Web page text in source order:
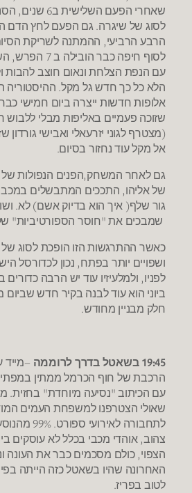
שאחרי הפעם
לסוג של שיגרה. גם הפעם לחץ הדם
הרבע הרביעי, ההמתנה לשריקת
לסוף חיפה כבר
עם הנפת הצלחת ונאום חוצב להבות
הלא כל כך חדש גל מקל. ההיסטוריה
אלופות חדשות ייצרה ביום חמישי
שזוכה פעמיים באליפות מבלי ללבוש
(מצטרף לגוני יזרעאלי ואבישי גורדון
אל מקל עוד נחזור בסיום.
גם לאחר המשחק,הפנים הנפולות של
של אליהו, התככים המתבשלים
גור שלף( איך הוא בדיוק אשם) לא.
שמבכים את "חוסר הספורטיביות"
כאשר ההתרגשות הזו הופכת לסוג
ושפויים יותר בפתח, נכון לכדורסל
ביוני הוא עוד לבנה בקיר חדש שביום
חלק מבניין מחודש.
19:45 בשאטל בדרך לרוממה
הרכבת של חוף הכרמל ממתין
עם הכיתוב "נסיעה מיוחדת" בחזית.
שאולי הצטרפנו למשפחת העמים
לתחבורה
צהוב, אוהדי מכבי בכלל לא עוסקים
הצפוי, כולם מסכמים כבר את העונה
האחרונה שהיו בשאטל כזה הייתה
לטוב בפריז.